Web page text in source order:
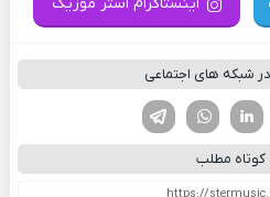
شبکه های اجتماعی
لینکدین تویتر
فیسوک
کوتاه مطلب